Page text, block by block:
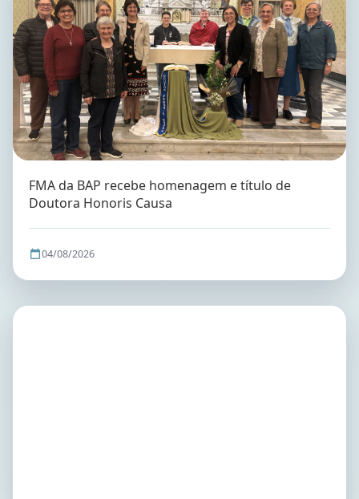
FMA da BAP recebe homenagem e título de
Doutora Honoris Causa
04/08/2026